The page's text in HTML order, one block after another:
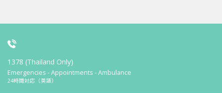
1378 (Thailand Only)
Emergencies - Appointments - Ambulance
24時間対応（英語）